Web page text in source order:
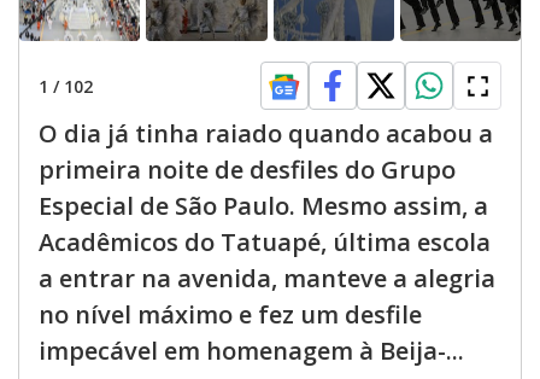
1 / 102
O dia já tinha raiado quando acabou a
primeira noite de desfiles do Grupo
Especial de São Paulo. Mesmo assim, a
Acadêmicos do Tatuapé, última escola
a entrar na avenida, manteve a alegria
no nível máximo e fez um desfile
impecável em homenagem à Beija-...